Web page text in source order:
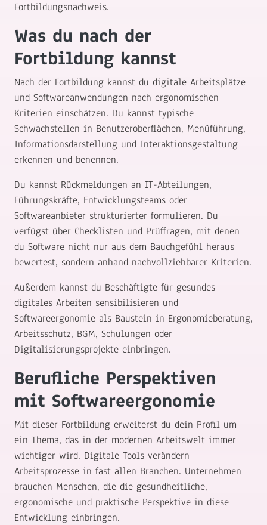
Fortbildungsnachweis.
Was du nach der
Fortbildung kannst
Nach der Fortbildung kannst du digitale Arbeitsplätze
und Softwareanwendungen nach ergonomischen
Kriterien einschätzen. Du kannst typische
Schwachstellen in Benutzeroberflächen, Menüführung,
Informationsdarstellung und Interaktionsgestaltung
erkennen und benennen.
Du kannst Rückmeldungen an IT-Abteilungen,
Führungskräfte, Entwicklungsteams oder
Softwareanbieter strukturierter formulieren. Du
verfügst über Checklisten und Prüffragen, mit denen
du Software nicht nur aus dem Bauchgefühl heraus
bewertest, sondern anhand nachvollziehbarer Kriterien.
Außerdem kannst du Beschäftigte für gesundes
digitales Arbeiten sensibilisieren und
Softwareergonomie als Baustein in Ergonomieberatung,
Arbeitsschutz, BGM, Schulungen oder
Digitalisierungsprojekte einbringen.
Berufliche Perspektiven
mit Softwareergonomie
Mit dieser Fortbildung erweiterst du dein Profil um
ein Thema, das in der modernen Arbeitswelt immer
wichtiger wird. Digitale Tools verändern
Arbeitsprozesse in fast allen Branchen. Unternehmen
brauchen Menschen, die die gesundheitliche,
ergonomische und praktische Perspektive in diese
Entwicklung einbringen.